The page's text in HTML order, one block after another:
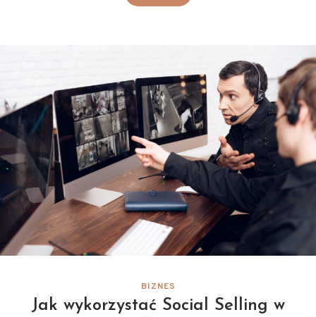
BIZNES
Jak wykorzystać Social Selling w